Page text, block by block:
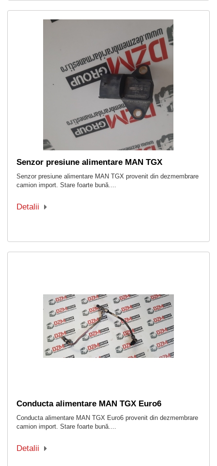
Senzor presiune alimentare MAN TGX
Senzor presiune alimentare MAN TGX provenit din dezmembrare
camion import. Stare foarte bună....
Detalii
Conducta alimentare MAN TGX Euro6
Conducta alimentare MAN TGX Euro6 provenit din dezmembrare
camion import. Stare foarte bună....
Detalii